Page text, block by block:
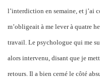
l’interdiction en semaine, et j’ai
m’obligeait à me lever à quatre
travail. Le psychologue qui me
alors intervenu, disant que je
retours. Il a bien cerné le côté